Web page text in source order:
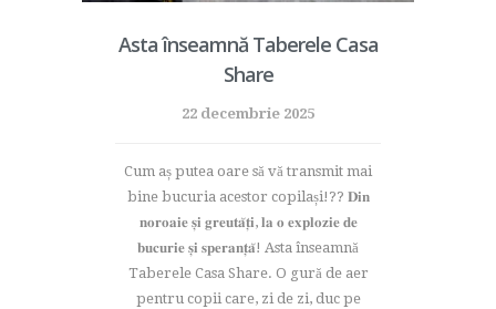
Asta înseamnă Taberele Casa
Share
22 decembrie 2025
Cum aș putea oare să vă transmit mai
bine bucuria acestor copilași!?? 𝐃𝐢𝐧
𝐧𝐨𝐫𝐨𝐚𝐢𝐞 𝐬̦𝐢 𝐠𝐫𝐞𝐮𝐭𝐚̆𝐭̦𝐢, 𝐥𝐚 𝐨 𝐞𝐱𝐩𝐥𝐨𝐳𝐢𝐞 𝐝𝐞
𝐛𝐮𝐜𝐮𝐫𝐢𝐞 𝐬̦𝐢 𝐬𝐩𝐞𝐫𝐚𝐧𝐭̦𝐚̆! Asta înseamnă
Taberele Casa Share. O gură de aer
pentru copii care, zi de zi, duc pe